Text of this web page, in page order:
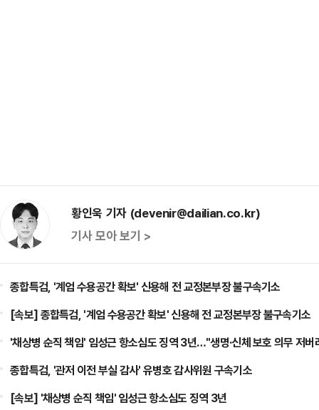
황인욱 기자 (devenir@dailian.co.kr)
기사 모아 보기 >
종합특검, '계엄 수용공간 확보' 신용해 전 교정본부장 불구속기소
[속보] 종합특검, '계엄 수용공간 확보' 신용해 전 교정본부장 불구속기소
'채상병 순직 책임' 임성근 항소심도 징역 3년…"생명·신체 보호 의무 저버
종합특검, '관저 이전 부실 감사' 유병호 감사위원 구속기소
[속보] '채상병 순직 책임' 임성근 항소심도 징역 3년